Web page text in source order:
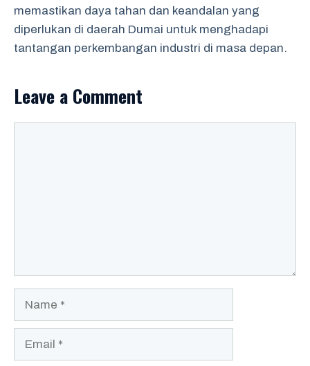
memastikan daya tahan dan keandalan yang
diperlukan di daerah Dumai untuk menghadapi
tantangan perkembangan industri di masa depan.
Leave a Comment